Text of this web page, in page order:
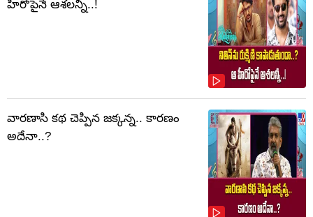
హీరోపైనే ఆశలన్నీ..!
వారణాసి కథ చెప్పిన జక్కన్న.. కారణం
అదేనా..?